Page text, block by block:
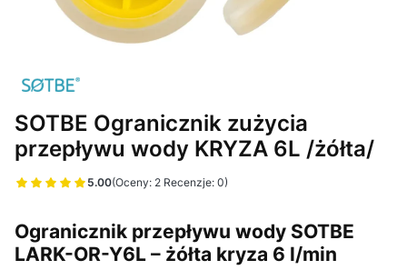
SOTBE Ogranicznik zużycia
przepływu wody KRYZA 6L /żółta/
5.00(Oceny: 2 Recenzje: 0)
Przejdź do sekcji Opinie
Ogranicznik przepływu wody SOTBE
LARK-OR-Y6L – żółta kryza 6 l/min